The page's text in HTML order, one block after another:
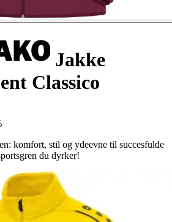
Jakke
Classico
komfort, stil og ydeevne til succesfulde
du dyrker!